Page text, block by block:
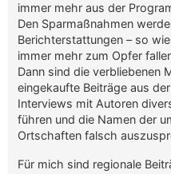
immer mehr aus der
Den Sparmaßnahmen
Berichterstattungen – so
immer mehr zum Opfer
Dann sind die verbliebenen
eingekaufte Beiträge aus
Interviews mit Autoren
führen und die Namen der
Ortschaften falsch
Für mich sind regionale